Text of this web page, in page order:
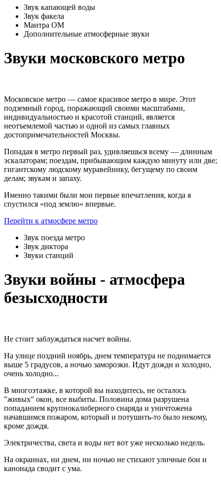
Звук капающей воды
Звук факела
Мантра ОМ
Дополнительные атмосферные звуки
Звуки московского метро
Московское метро — самое красивое метро в мире. Этот
подземный город, поражающий своими масштабами,
индивидуальностью и красотой станций, является
неотъемлемой частью и одной из самых главных
достопримечательностей Москвы.
Попадая в метро первый раз, удивляешься всему — длинным
эскалаторам; поездам, прибывающим каждую минуту или две;
гигантскому людскому муравейнику, бегущему по своим
делам; звукам и запаху.
Именно такими были мои первые впечатления, когда я
спустился «под землю» впервые.
Перейти к атмосфере метро
Звук поезда метро
Звук диктора
Звуки станций
Звуки войны - атмосфера
безысходности
Не стоит заблуждаться насчет войны.
На улице поздний ноябрь, днем температура не поднимается
выше 5 градусов, а ночью заморозки. Идут дожди и холодно,
очень холодно...
В многоэтажке, в которой вы находитесь, не осталось
"живых" окон, все выбиты. Половина дома разрушена
попаданием крупнокалиберного снаряда и уничтожена
начавшимся пожаром, который и потушить-то было некому,
кроме дождя.
Электричества, света и воды нет вот уже несколько недель.
На окраинах, ни днем, ни ночью не стихают уличные бои и
канонада сводит с ума.